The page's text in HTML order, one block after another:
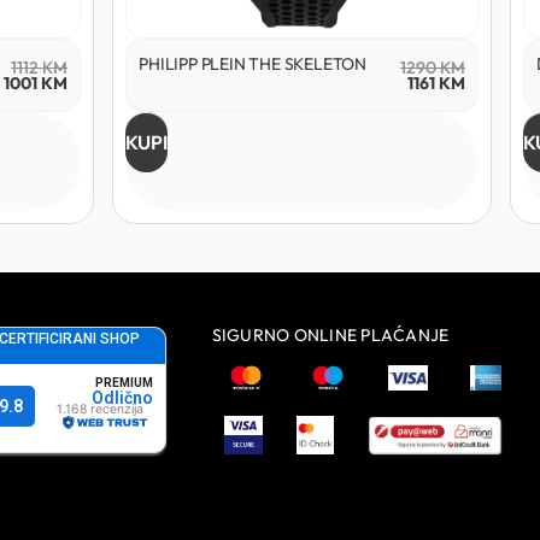
1112KM
1001 KM
PHILIPP PLEIN THE SKELETON 1290KM
1161 KM
KUPI
SIGURNO ONLINE PLAĆANJE